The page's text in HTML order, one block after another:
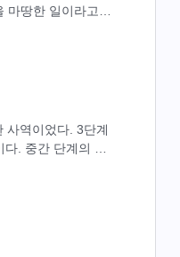
마땅한 일이라고
사역이었다. 3단계
. 중간 단계의 구